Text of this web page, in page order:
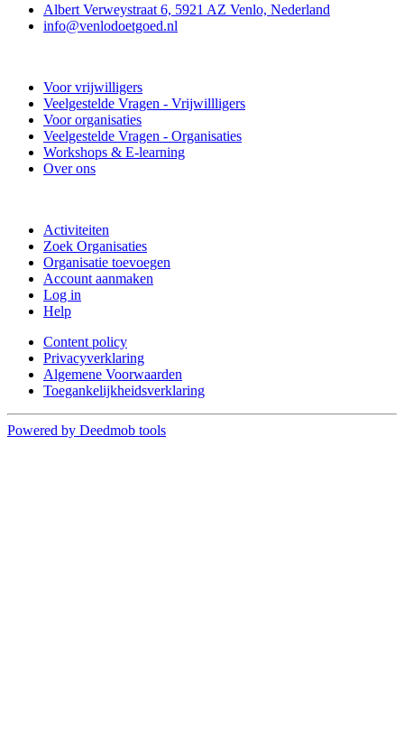
Albert Verweystraat 6, 5921 AZ Venlo, Nederland
info@venlodoetgoed.nl
Voor vrijwilligers
Veelgestelde Vragen - Vrijwillligers
Voor organisaties
Veelgestelde Vragen - Organisaties
Workshops & E-learning
Over ons
Activiteiten
Zoek Organisaties
Organisatie toevoegen
Account aanmaken
Log in
Help
Content policy
Privacyverklaring
Algemene Voorwaarden
Toegankelijkheidsverklaring
Powered by Deedmob tools